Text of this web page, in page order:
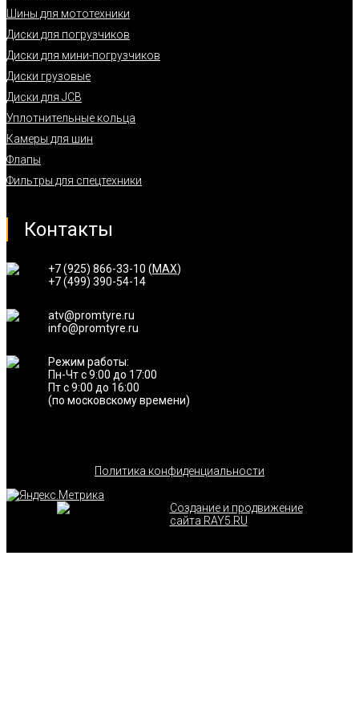
Шины для мототехники
Диски для погрузчиков
Диски для мини-погрузчиков
Диски грузовые
Диски для JCB
Уплотнительные кольца
Камеры для шин
Флапы
Фильтры для спецтехники
Контакты
+7 (925) 866-33-10 (MAX)
+7 (499) 390-54-14
atv@promtyre.ru
info@promtyre.ru
Режим работы:
Пн-Чт с 9:00 до 17:00
Пт с 9:00 до 16:00
(по московскому времени)
Политика конфиденциальности
Создание и продвижение
сайта RAY5.RU